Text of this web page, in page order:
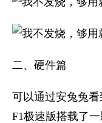
二、硬件篇
可以通过安兔兔
F1极速版搭载了